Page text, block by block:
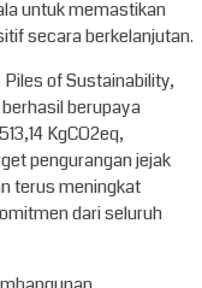
untuk memastikan
secara berkelanjutan.
of Sustainability,
berupaya
KgCO2eq,
pengurangan jejak
terus meningkat
dari seluruh